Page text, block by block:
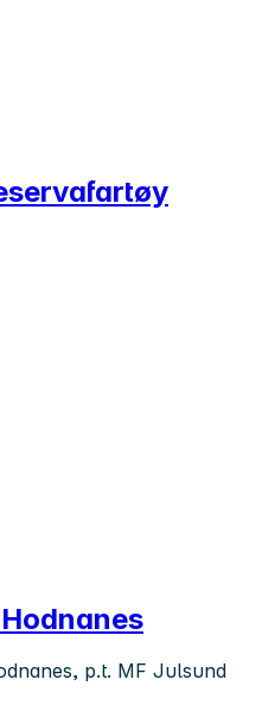
p.t. MF Julsund